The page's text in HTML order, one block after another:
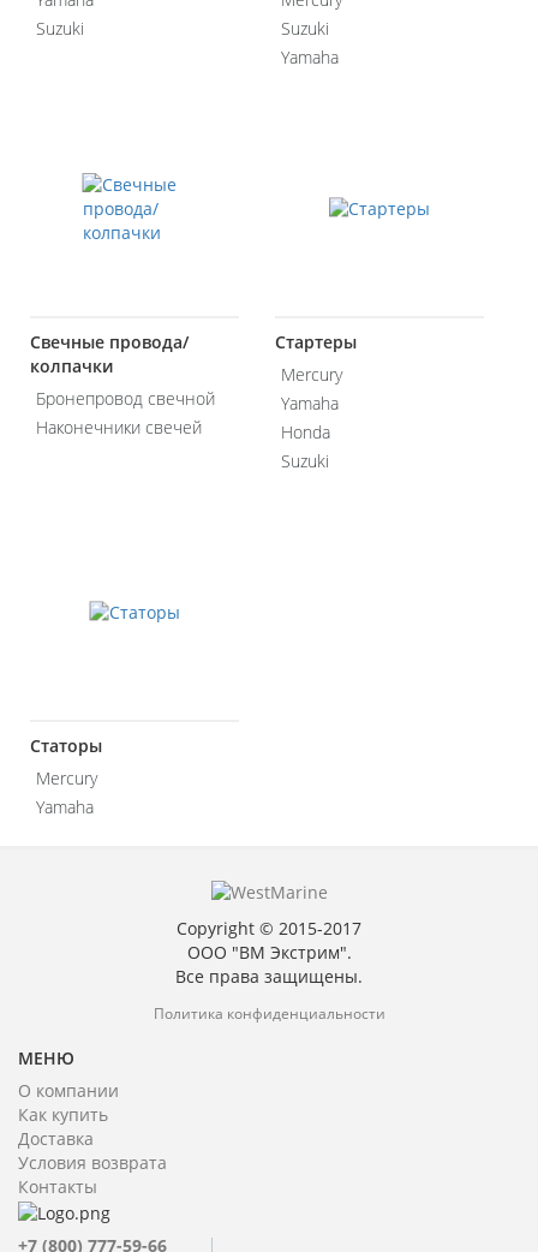
Suzuki
Suzuki
Yamaha
Свечные провода/
колпачки
Бронепровод свечной
Наконечники свечей
Стартеры
Mercury
Yamaha
Honda
Suzuki
Статоры
Mercury
Yamaha
Copyright © 2015-2017
ООО "ВМ Экстрим".
Все права защищены.
Политика конфиденциальности
МЕНЮ
О компании
Как купить
Доставка
Условия возврата
Контакты
+7 (800) 777-59-66